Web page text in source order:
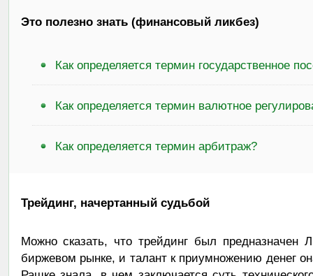
Это полезно знать (финансовый ликбез)
Как определяется термин государственное
Как определяется термин валютное
Как определяется термин арбитраж?
Трейдинг, начертанный судьбой
Можно сказать, что трейдинг был предназначен
биржевом рынке, и талант к приумножению денег